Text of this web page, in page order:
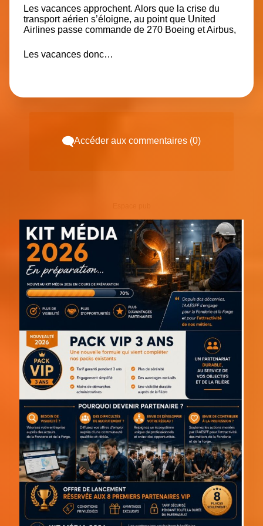
Les vacances approchent. Alors que la crise du
transport aérien s’éloigne, au point que United
Airlines passe commande de 270 Boeing et Airbus,
Les vacances donc…
Accéder aux commentaires (0)